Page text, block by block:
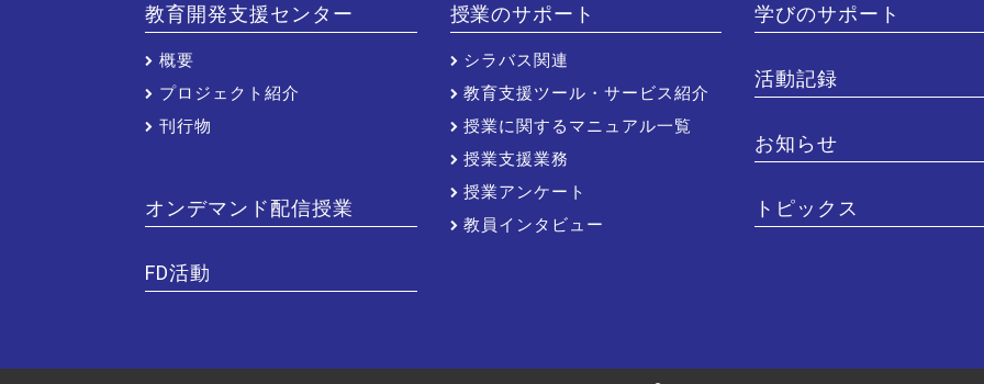
教育開発支援センター
概要
プロジェクト紹介
刊行物
オンデマンド配信授業
FD活動
授業のサポート
シラバス関連
教育支援ツール・サービス紹介
授業に関するマニュアル一覧
授業支援業務
授業アンケート
教員インタビュー
学びのサポート
活動記録
お知らせ
トピックス